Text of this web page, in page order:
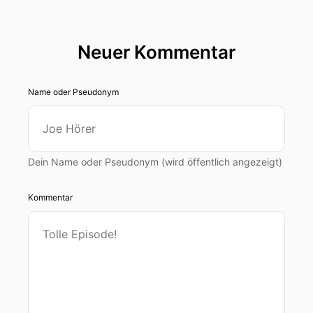
Neuer Kommentar
Name oder Pseudonym
Dein Name oder Pseudonym (wird öffentlich angezeigt)
Kommentar